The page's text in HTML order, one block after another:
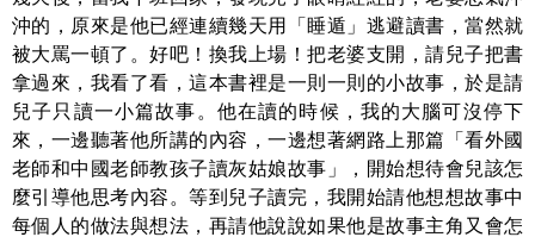
沖的，原來是他已經連續幾天用「睡遁」逃避讀書，當然就
被大罵一頓了。好吧！換我上場！把老婆支開，請兒子把書
拿過來，我看了看，這本書裡是一則一則的小故事，於是請
兒子只讀一小篇故事。他在讀的時候，我的大腦可沒停下
來，一邊聽著他所講的內容，一邊想著網路上那篇「看外國
老師和中國老師教孩子讀灰姑娘故事」，開始想待會兒該怎
麼引導他思考內容。等到兒子讀完，我開始請他想想故事中
每個人的做法與想法，再請他說說如果他是故事主角又會怎